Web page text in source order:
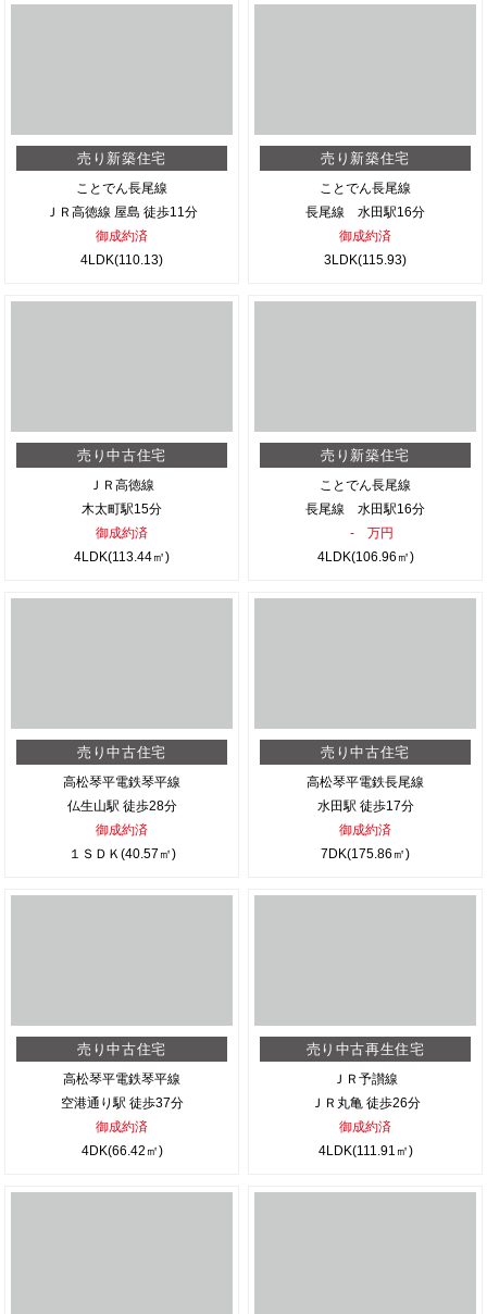
売り新築住宅
ことでん長尾線
ＪＲ高徳線 屋島 徒歩11分
御成約済
4LDK(110.13)
売り新築住宅
ことでん長尾線
長尾線 水田駅16分
御成約済
3LDK(115.93)
売り中古住宅
ＪＲ高徳線
木太町駅15分
御成約済
4LDK(113.44㎡)
売り新築住宅
ことでん長尾線
長尾線 水田駅16分
- 万円
4LDK(106.96㎡)
売り中古住宅
高松琴平電鉄琴平線
仏生山駅 徒歩28分
御成約済
１ＳＤＫ(40.57㎡)
売り中古住宅
高松琴平電鉄長尾線
水田駅 徒歩17分
御成約済
7DK(175.86㎡)
売り中古住宅
高松琴平電鉄琴平線
空港通り駅 徒歩37分
御成約済
4DK(66.42㎡)
売り中古再生住宅
ＪＲ予讃線
ＪＲ丸亀 徒歩26分
御成約済
4LDK(111.91㎡)